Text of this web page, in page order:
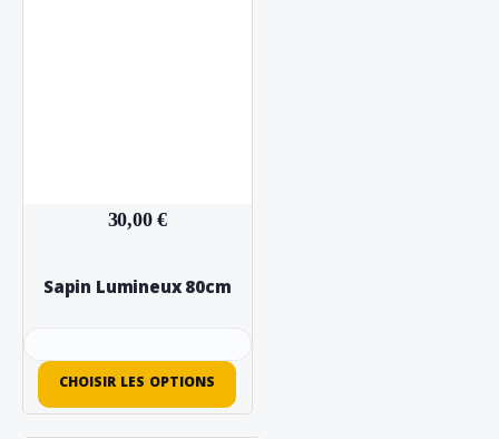
30,00 €
Sapin Lumineux 80cm
CHOISIR LES OPTIONS